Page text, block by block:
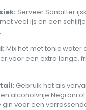
Serveer Sanbitter
veel ijs en een
Mix het met tonic water
voor een extra lange,
Gebruik het als
alcoholvrije Negroni
gin voor een